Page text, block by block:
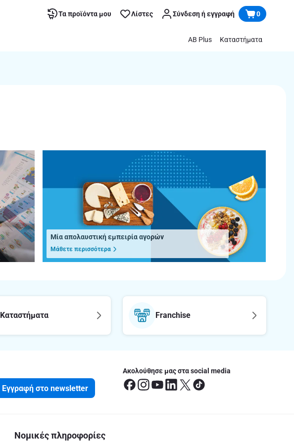
Τα προϊόντα μου Λίστες Σύνδεση ή εγγραφή 0
AB Plus Καταστήματα
Μία απολαυστική εμπειρία αγορών
Μάθετε περισσότερα
Καταστήματα Franchise
Εγγραφή στο newsletter
Ακολούθησε μας στα social media
Νομικές πληροφορίες